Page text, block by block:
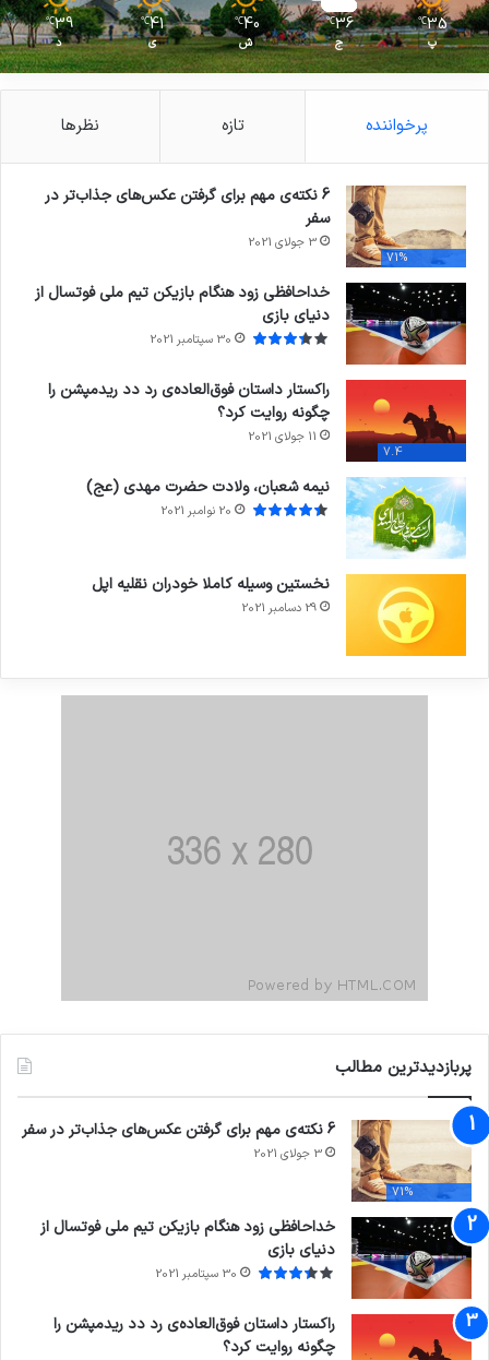
35
℃
پ
36
℃
ج
40
℃
ش
41
℃
ی
39
℃
د
پرخواننده تازه نظرها
71%
6 نکته‌ی مهم برای گرفتن عکس‌های جذاب‌تر در
سفر
3 جولای 2021
خداحافظی زود هنگام بازیکن تیم ملی فوتسال از
دنیای بازی
30 سپتامبر 2021
7.4
راکستار داستان فوق‌العاده‌ی رد دد ریدمپشن را
چگونه روایت کرد؟
11 جولای 2021
نیمه شعبان، ولادت حضرت مهدی (عج)
20 نوامبر 2021
نخستین وسیله کاملا خودران نقلیه اپل
29 دسامبر 2021
پربازدیدترین مطالب
71%
6 نکته‌ی مهم برای گرفتن عکس‌های جذاب‌تر در سفر
3 جولای 2021
خداحافظی زود هنگام بازیکن تیم ملی فوتسال از
دنیای بازی
30 سپتامبر 2021
راکستار داستان فوق‌العاده‌ی رد دد ریدمپشن را
چگونه روایت کرد؟